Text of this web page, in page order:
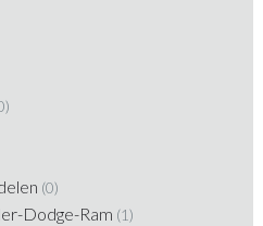
(0)
Dodge-Ram (1)